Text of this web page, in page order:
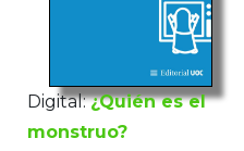
Digital: ¿Quién es el
monstruo?